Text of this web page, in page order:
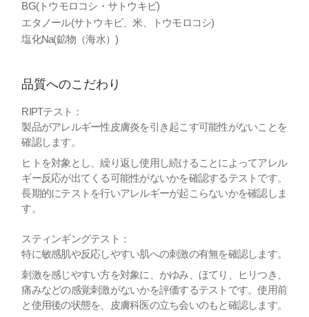
BG(トウモロコシ・サトウキビ)
エタノール(サトウキビ、米、トウモロコシ)
塩化Na(鉱物（海水）)
品質へのこだわり
RIPTテスト：
製品がアレルギー性皮膚炎を引き起こす可能性がないことを
確認します。
ヒトを対象とし、繰り返し使用し続けることによってアレル
ギー反応が出てくる可能性がないかを確認するテストです。
長期的にテストを行いアレルギーが起こらないかを確認しま
す。
スティンギングテスト：
特に敏感肌や反応しやすい肌への刺激の有無を確認します。
刺激を感じやすい方を対象に、かゆみ、ほてり、ヒリつき、
痛みなどの感覚刺激がないかを評価するテストです。使用前
と使用後の状態を、皮膚科医の立ち会いのもと確認します。